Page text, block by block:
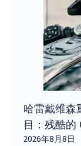
哈雷戴维森
目：残酷的
2026年8月8日